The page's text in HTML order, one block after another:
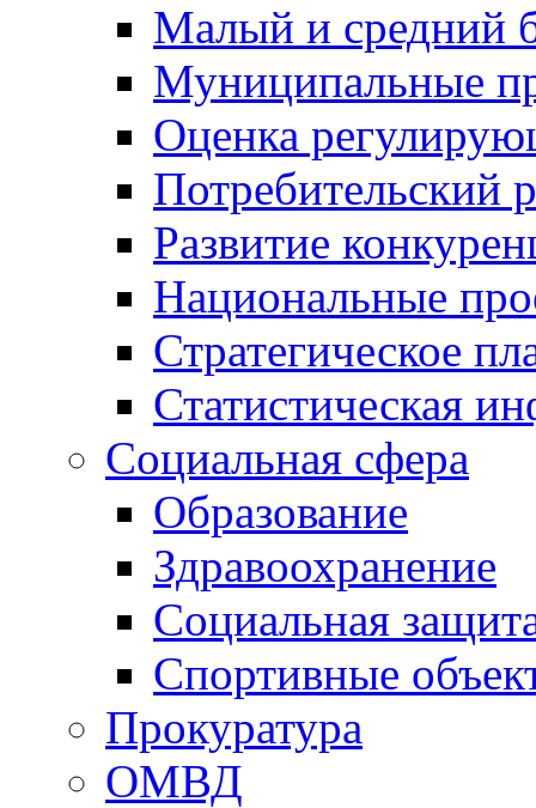
Малый и средний
Муниципальные
Оценка
Потребительский
Развитие
Национальные
Стратегическое
Статистическая
Социальная сфера
Образование
Здравоохранение
Социальная
Спортивные
Прокуратура
ОМВД